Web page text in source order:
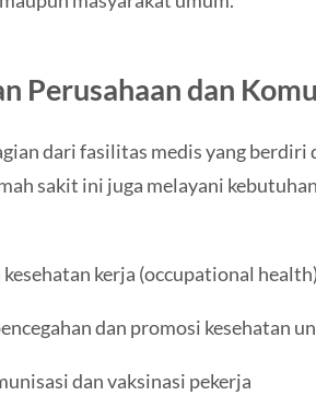
Perusahaan dan
dari fasilitas medis yang
sakit ini juga melayani
kesehatan kerja (occupational health)
dan promosi kesehatan
dan vaksinasi pekerja